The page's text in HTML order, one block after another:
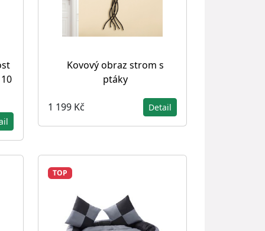
Kovový obraz strom s
ptáky
1 199 Kč Detail
TOP